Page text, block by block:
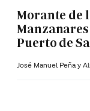
Morante de
Puerto de
José Manuel Peña y